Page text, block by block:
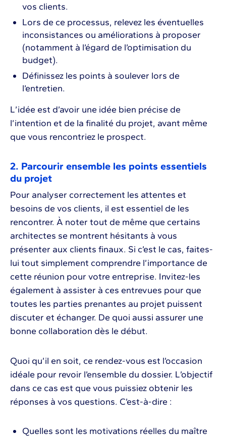
vos clients.
Lors de ce processus, relevez les éventuelles
inconsistances ou améliorations à proposer
(notamment à l’égard de l’optimisation du
budget).
Définissez les points à soulever lors de
l’entretien.
L’idée est d’avoir une idée bien précise de
l’intention et de la finalité du projet, avant même
que vous rencontriez le prospect.
2. Parcourir ensemble les points essentiels
du projet
Pour analyser correctement les attentes et
besoins de vos clients, il est essentiel de les
rencontrer. À noter tout de même que certains
architectes se montrent hésitants à vous
présenter aux clients finaux. Si c’est le cas, faites-
lui tout simplement comprendre l’importance de
cette réunion pour votre entreprise. Invitez-les
également à assister à ces entrevues pour que
toutes les parties prenantes au projet puissent
discuter et échanger. De quoi aussi assurer une
bonne collaboration dès le début.
Quoi qu’il en soit, ce rendez-vous est l’occasion
idéale pour revoir l’ensemble du dossier. L’objectif
dans ce cas est que vous puissiez obtenir les
réponses à vos questions. C’est-à-dire :
Quelles sont les motivations réelles du maître